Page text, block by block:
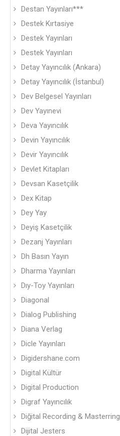
Destan Yayınları***
Destek Kırtasiye
Destek Yayınları
Destek Yayınları
Detay Yayıncılık (Ankara)
Detay Yayıncılık (İstanbul)
Dev Belgesel Yayınları
Dev Yayınevi
Deva Yayıncılık
Devin Yayıncılık
Devir Yayıncılık
Devlet Kitapları
Devsan Kasetçilik
Dex Kitap
Dey Yay
Deyiş Kasetçilik
Dezanj Yayınları
Dh Basın Yayın
Dharma Yayınları
Dıy-Toy Yayınları
Diagonal
Dialog Publishing
Diana Verlag
Dicle Yayınları
Digidershane.com
Digital Kültür
Digital Production
Digraf Yayıncılık
Diğital Recording & Masterring
Dijital Jesters